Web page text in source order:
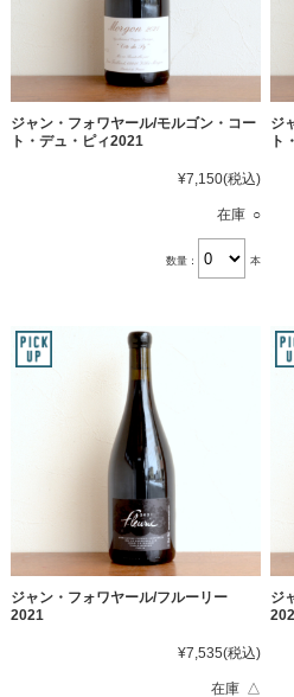
ジャン・フォワヤール/モルゴン・コー
ト・デュ・ピィ2021
¥7,150(税込)
在庫 ○
数量： 本
ジ
ト
ジャン・フォワヤール/フルーリー
2021
¥7,535(税込)
在庫 △
ジ